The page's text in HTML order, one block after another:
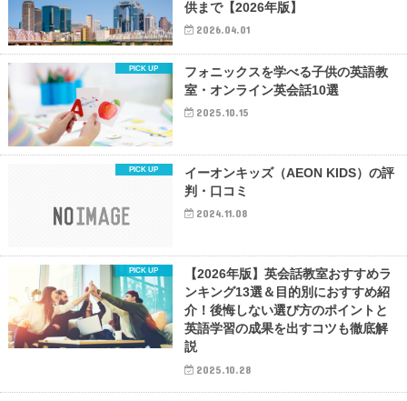
供まで【2026年版】
2026.04.01
フォニックスを学べる子供の英語教
室・オンライン英会話10選
2025.10.15
イーオンキッズ（AEON KIDS）の評
判・口コミ
2024.11.08
【2026年版】英会話教室おすすめラ
ンキング13選＆目的別におすすめ紹
介！後悔しない選び方のポイントと
英語学習の成果を出すコツも徹底解
説
2025.10.28